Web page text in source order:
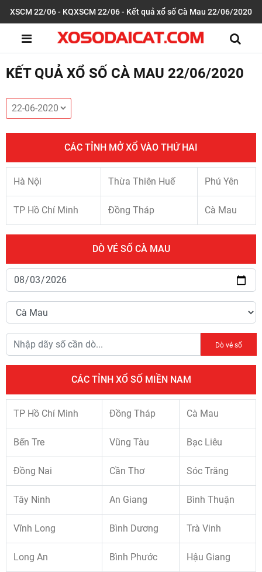
XSCM 22/06 - KQXSCM 22/06 - Kết quả xổ số Cà Mau 22/06/2020
KẾT QUẢ XỔ SỐ CÀ MAU 22/06/2020
CÁC TỈNH MỞ XỔ VÀO THỨ HAI
Hà Nội Thừa Thiên Huế Phú Yên
TP Hồ Chí Minh Đồng Tháp Cà Mau
DÒ VÉ SỐ CÀ MAU
Dò vé số
CÁC TỈNH XỔ SỐ MIỀN NAM
TP Hồ Chí Minh Đồng Tháp Cà Mau
Bến Tre Vũng Tàu Bạc Liêu
Đồng Nai Cần Thơ Sóc Trăng
Tây Ninh An Giang Bình Thuận
Vĩnh Long Bình Dương Trà Vinh
Long An Bình Phước Hậu Giang